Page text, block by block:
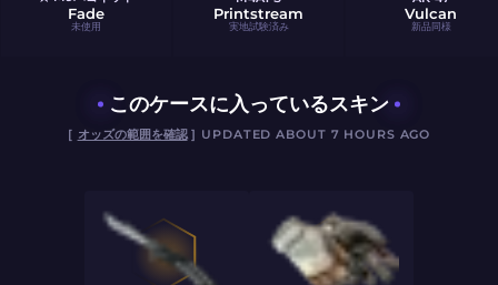
Fade
未使用
Printstream
実地試験済み
Vulcan
新品同様
このケースに入っているスキン
[ オッズの範囲を確認] UPDATED ABOUT 7 HOURS AGO